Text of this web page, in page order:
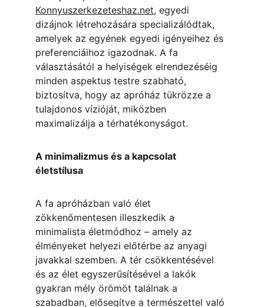
Konnyuszerkezeteshaz.net, egyedi
dizájnok létrehozására specializálódtak,
amelyek az egyének egyedi igényeihez és
preferenciáihoz igazodnak. A fa
választásától a helyiségek elrendezéséig
minden aspektus testre szabható,
biztosítva, hogy az apróház tükrözze a
tulajdonos vízióját, miközben
maximalizálja a térhatékonyságot.
A minimalizmus és a kapcsolat
életstílusa
A fa apróházban való élet
zökkenőmentesen illeszkedik a
minimalista életmódhoz – amely az
élményeket helyezi előtérbe az anyagi
javakkal szemben. A tér csökkentésével
és az élet egyszerűsítésével a lakók
gyakran mély örömöt találnak a
szabadban, elősegítve a természettel való